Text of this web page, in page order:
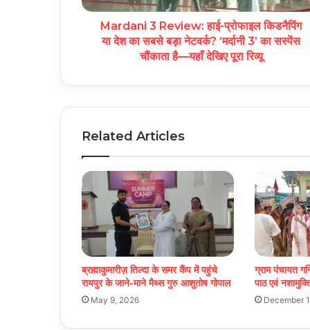
Mardani 3 Review: हाई-प्रोफाइल किडनैपिंग
या देश का सबसे बड़ा नेटवर्क? ‘मर्दानी 3’ का सस्पेंस
चौंकाता है—यहाँ देखिए पूरा रिव्यू
Related Articles
ब्रह्माकुमारीज़ तिल्दा के समर कैंप में पहुंचे
रायपुर के जाने-माने मैथ्स गुरु आशुतोष गोपाल
May 9, 2026
ग्राम पंचायत
पाठ एवं
December